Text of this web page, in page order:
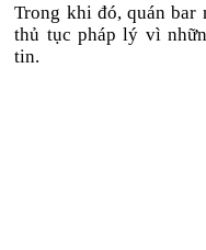
Trong khi đó, quán bar
thủ tục pháp lý vì
tin.